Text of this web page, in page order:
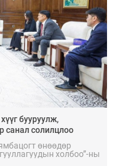
бууруулж,
санал солилцлоо
өнөөдөр
холбоо”-ны